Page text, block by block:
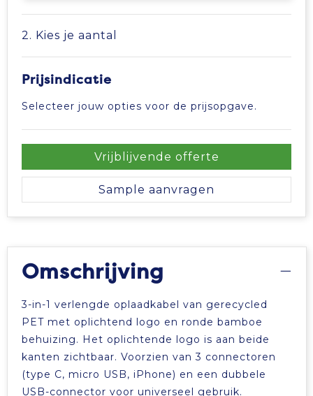
Sporttassen
Tablettassen
Toilettassen
Waterbestendige tassen
Aktetassen
2. Kies je aantal
Prijsindicatie
Selecteer jouw opties voor de prijsopgave.
Vrijblijvende offerte
Sample aanvragen
Omschrijving
3-in-1 verlengde oplaadkabel van gerecycled
PET met oplichtend logo en ronde bamboe
behuizing. Het oplichtende logo is aan beide
kanten zichtbaar. Voorzien van 3 connectoren
(type C, micro USB, iPhone) en een dubbele
USB-connector voor universeel gebruik.